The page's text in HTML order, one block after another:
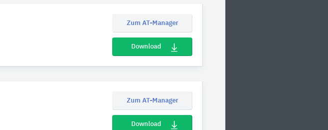
Zum AT-Manager
Download
Zum AT-Manager
Download